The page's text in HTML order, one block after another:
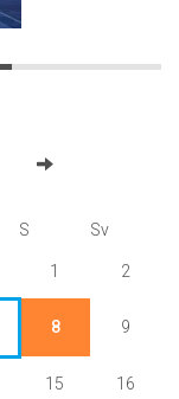
S Sv
1 2
8 9
15 16